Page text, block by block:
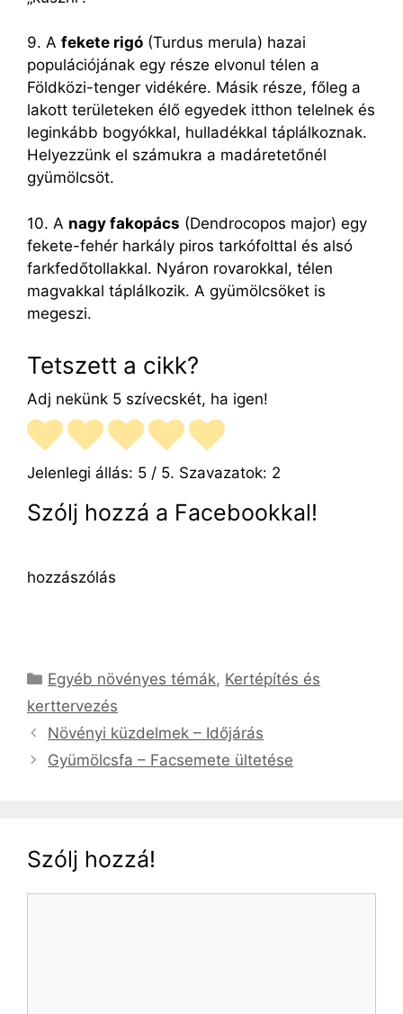
9. A fekete rigó (Turdus merula) hazai
populációjának egy része elvonul télen a
Földközi-tenger vidékére. Másik része, főleg a
lakott területeken élő egyedek itthon telelnek és
leginkább bogyókkal, hulladékkal táplálkoznak.
Helyezzünk el számukra a madáretetőnél
gyümölcsöt.
10. A nagy fakopács (Dendrocopos major) egy
fekete-fehér harkály piros tarkófolttal és alsó
farkfedőtollakkal. Nyáron rovarokkal, télen
magvakkal táplálkozik. A gyümölcsöket is
megeszi.
Tetszett a cikk?
Adj nekünk 5 szívecskét, ha igen!
Jelenlegi állás: 5 / 5. Szavazatok: 2
Szólj hozzá a Facebookkal!
hozzászólás
Kategória
Egyéb növényes témák, Kertépítés és
kerttervezés
Növényi küzdelmek – Időjárás
Gyümölcsfa – Facsemete ültetése
Szólj hozzá!